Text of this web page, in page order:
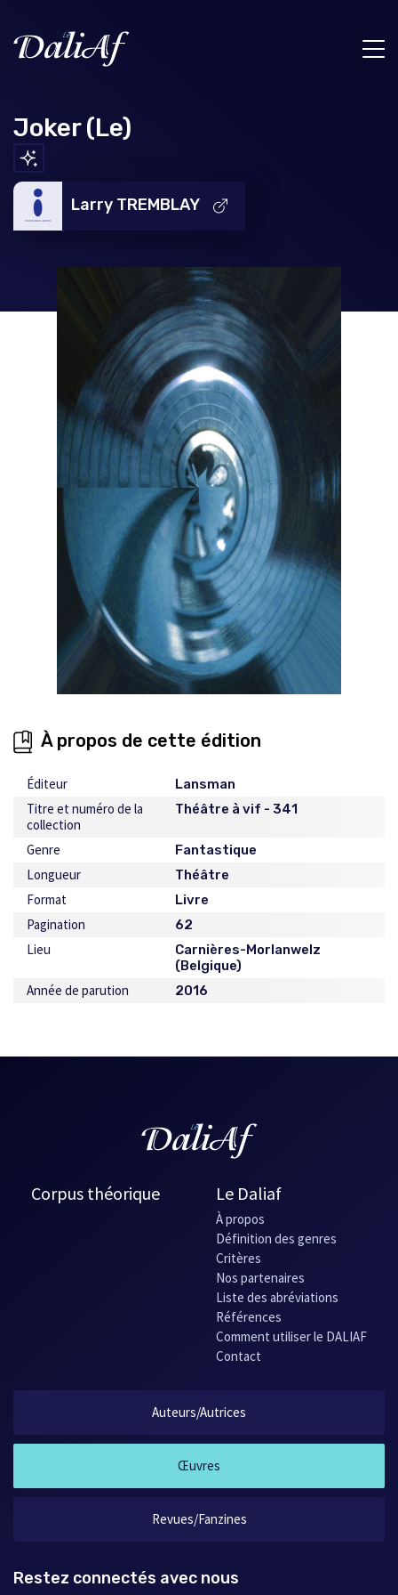
Joker (Le)
Larry TREMBLAY
À propos de cette édition
Éditeur Lansman
Titre et numéro de la
collection
Théâtre à vif - 341
Genre Fantastique
Longueur Théâtre
Format Livre
Pagination 62
Lieu
Carnières-Morlanwelz
(Belgique)
Année de parution 2016
Corpus théorique Le Daliaf
À propos
Définition des genres
Critères
Nos partenaires
Liste des abréviations
Références
Comment utiliser le DALIAF
Contact
Auteurs/Autrices
Œuvres
Revues/Fanzines
Restez connectés avec nous